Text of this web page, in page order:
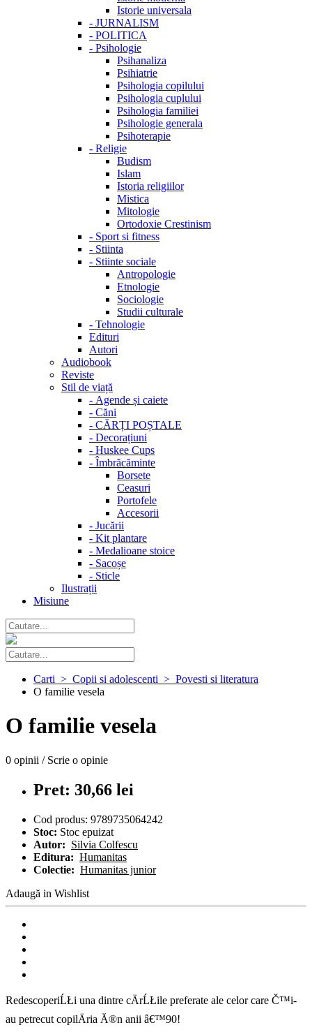
Istorie universala
- JURNALISM
- POLITICA
- Psihologie
Psihanaliza
Psihiatrie
Psihologia copilului
Psihologia cuplului
Psihologia familiei
Psihologie generala
Psihoterapie
- Religie
Budism
Islam
Istoria religiilor
Mistica
Mitologie
Ortodoxie Crestinism
- Sport si fitness
- Stiinta
- Stiinte sociale
Antropologie
Etnologie
Sociologie
Studii culturale
- Tehnologie
Edituri
Autori
Audiobook
Reviste
Stil de viață
- Agende și caiete
- Căni
- CĂRȚI POȘTALE
- Decorațiuni
- Huskee Cups
- Îmbrăcăminte
Borsete
Ceasuri
Portofele
Accesorii
- Jucării
- Kit plantare
- Medalioane stoice
- Sacoșe
- Sticle
Ilustrații
Misiune
Carti > Copii si adolescenti > Povesti si literatura
O familie vesela
O familie vesela
0 opinii / Scrie o opinie
Pret: 30,66 lei
Cod produs: 9789735064242
Stoc: Stoc epuizat
Autor: Silvia Colfescu
Editura: Humanitas
Colectie: Humanitas junior
Adaugă in Wishlist
RedescoperiĹŁi una dintre cÄrĹŁile preferate ale celor care Č™i-
au petrecut copilÄria Ă®n anii â€™90!